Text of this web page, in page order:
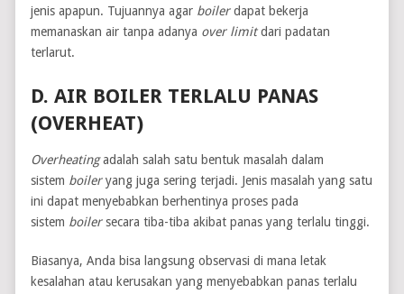
jenis apapun. Tujuannya agar boilerdapat bekerja
memanaskan air tanpa adanya over limitdari padatan
terlarut.
D. AIR BOILER TERLALU PANAS
(OVERHEAT)
Overheatingadalah salah satu bentuk masalah dalam
sistem boileryang juga sering terjadi. Jenis masalah yang satu
ini dapat menyebabkan berhentinya proses pada
sistem boilersecara tiba-tiba akibat panas yang terlalu tinggi.
Biasanya, Anda bisa langsung observasi di mana letak
kesalahan atau kerusakan yang menyebabkan panas terlalu